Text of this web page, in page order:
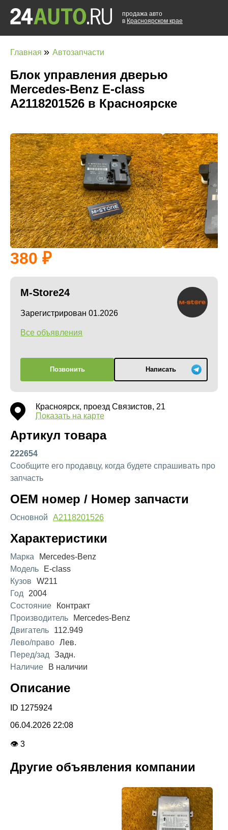
продажа авто
в Красноярском крае
Главная » Автозапчасти
Блок управления дверью
Mercedes-Benz E-class
A2118201526 в Красноярске
380
M-Store24
Зарегистрирован 01.2026
Все объявления
Позвонить Написать
Красноярск, проезд Связистов, 21
Показать на карте
Артикул товара
222654
Сообщите его продавцу, когда будете спрашивать про
запчасть
OEM номер / Номер запчасти
Основной A2118201526
Характеристики
Марка
Mercedes-Benz
Модель
E-class
Кузов
W211
Год
2004
Состояние
Контракт
Производитель
Mercedes-Benz
Двигатель
112.949
Лево/право Лев.
Перед/зад
Задн.
Наличие
В наличии
Описание
ID 1275924
06.04.2026 22:08
👁 3
Другие объявления компании